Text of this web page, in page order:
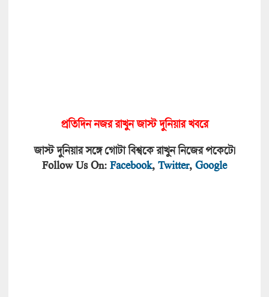
প্রতিদিন নজর রাখুন জাস্ট দুনিয়ার খবরে
জাস্ট দুনিয়ার সঙ্গে গোটা বিশ্বকে রাখুন নিজের পকেটে।
Follow Us On: Facebook, Twitter, Google